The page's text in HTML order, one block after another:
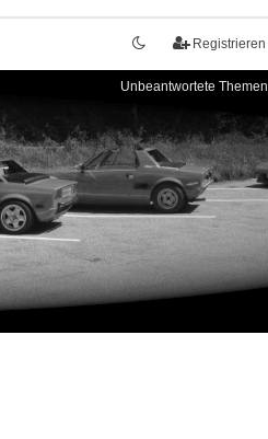
Registrieren
Unbeantwortete Themen